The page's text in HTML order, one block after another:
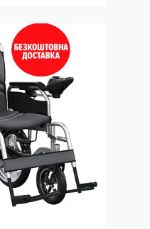
Купити